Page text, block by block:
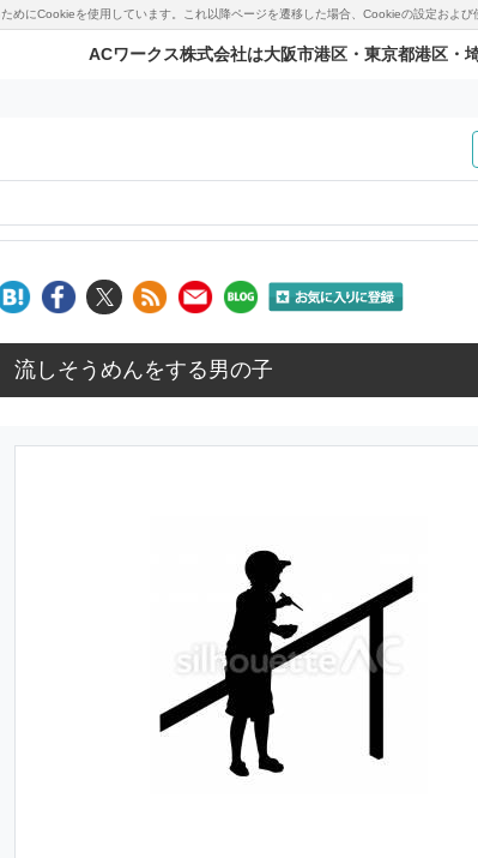
めにCookieを使用しています。これ以降ページを遷移した場合、Cookieの設定およ
ACワークス株式会社は大阪市港区・東京都港区・
流しそうめんをする男の子